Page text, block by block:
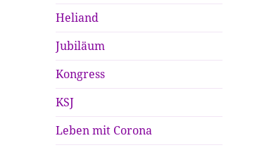
Heliand
Jubiläum
Kongress
KSJ
Leben mit Corona